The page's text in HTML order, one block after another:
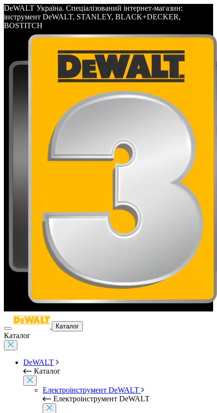
DeWALT Україна. Спеціалізований інтернет-магазин:
інструмент DeWALT, STANLEY, BLACK+DECKER,
BOSTITCH
Каталог
Каталог
DeWALT
Каталог
Електроінструмент DeWALT
Електроінструмент DeWALT